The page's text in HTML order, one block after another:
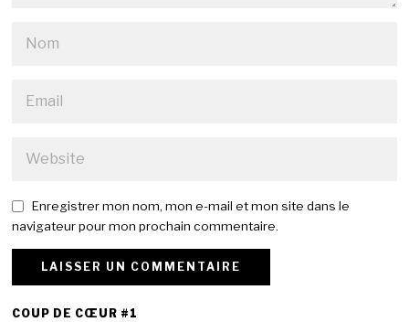
Enregistrer mon nom, mon e-mail et mon site dans le
navigateur pour mon prochain commentaire.
COUP DE CŒUR #1